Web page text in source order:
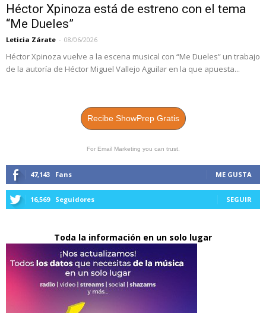
Héctor Xpinoza está de estreno con el tema
“Me Dueles”
Leticia Zárate - 08/06/2026
Héctor Xpinoza vuelve a la escena musical con “Me Dueles” un trabajo
de la autoría de Héctor Miguel Vallejo Aguilar en la que apuesta...
Recibe ShowPrep Gratis
For Email Marketing you can trust.
47,143 Fans ME GUSTA
16,569 Seguidores SEGUIR
Toda la información en un solo lugar